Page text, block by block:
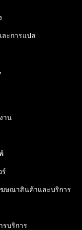
ละการแปล
าน
ร์
ษณาสินค้าและบริการ
รบริการ